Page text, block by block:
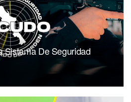
Sistema De Seguridad